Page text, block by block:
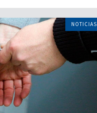
NOTICIAS